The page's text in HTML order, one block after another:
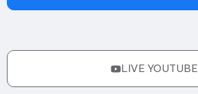
LIVE YOUTUBE